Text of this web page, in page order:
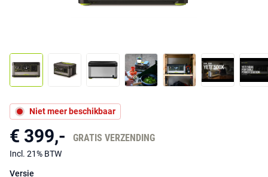
Niet meer beschikbaar
€ 399,- GRATIS VERZENDING
Incl. 21% BTW
Versie